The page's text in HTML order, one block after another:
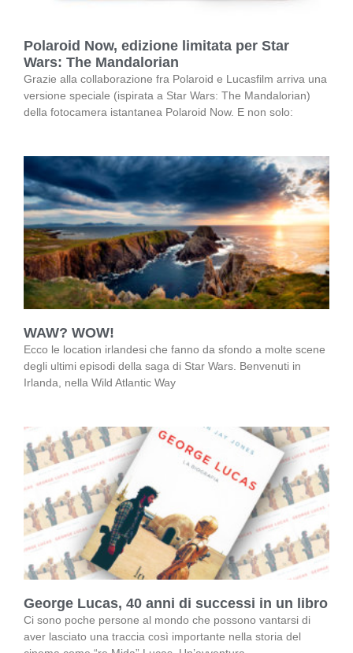
Polaroid Now, edizione limitata per Star
Wars: The Mandalorian
Grazie alla collaborazione fra Polaroid e Lucasfilm arriva una
versione speciale (ispirata a Star Wars: The Mandalorian)
della fotocamera istantanea Polaroid Now. E non solo:
WAW? WOW!
Ecco le location irlandesi che fanno da sfondo a molte scene
degli ultimi episodi della saga di Star Wars. Benvenuti in
Irlanda, nella Wild Atlantic Way
George Lucas, 40 anni di successi in un libro
Ci sono poche persone al mondo che possono vantarsi di
aver lasciato una traccia così importante nella storia del